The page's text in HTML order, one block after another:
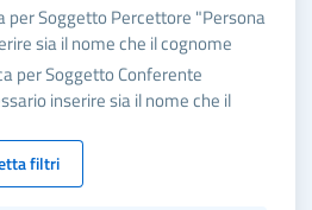
per Soggetto Percettore "Persona
sia il nome che il cognome
per Soggetto Conferente
inserire sia il nome che il
filtri